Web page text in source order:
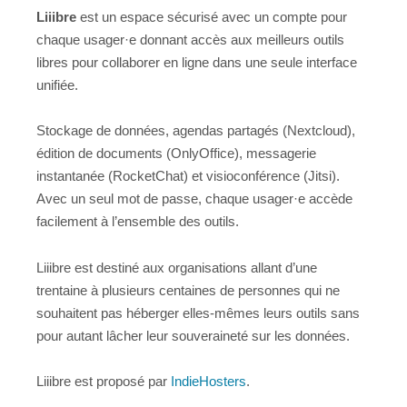
Liiibre est un espace sécurisé avec un compte pour
chaque usager·e donnant accès aux meilleurs outils
libres pour collaborer en ligne dans une seule interface
unifiée.
Stockage de données, agendas partagés (Nextcloud),
édition de documents (OnlyOffice), messagerie
instantanée (RocketChat) et visioconférence (Jitsi).
Avec un seul mot de passe, chaque usager·e accède
facilement à l’ensemble des outils.
Liiibre est destiné aux organisations allant d’une
trentaine à plusieurs centaines de personnes qui ne
souhaitent pas héberger elles-mêmes leurs outils sans
pour autant lâcher leur souveraineté sur les données.
Liiibre est proposé par IndieHosters.